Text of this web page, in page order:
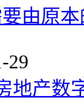
由原
29
地产数